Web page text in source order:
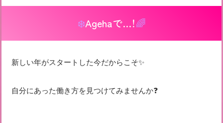
❄️Agehaで…！🌈
新しい年がスタートした今だからこそ✨
自分にあった働き方を見つけてみませんか❓